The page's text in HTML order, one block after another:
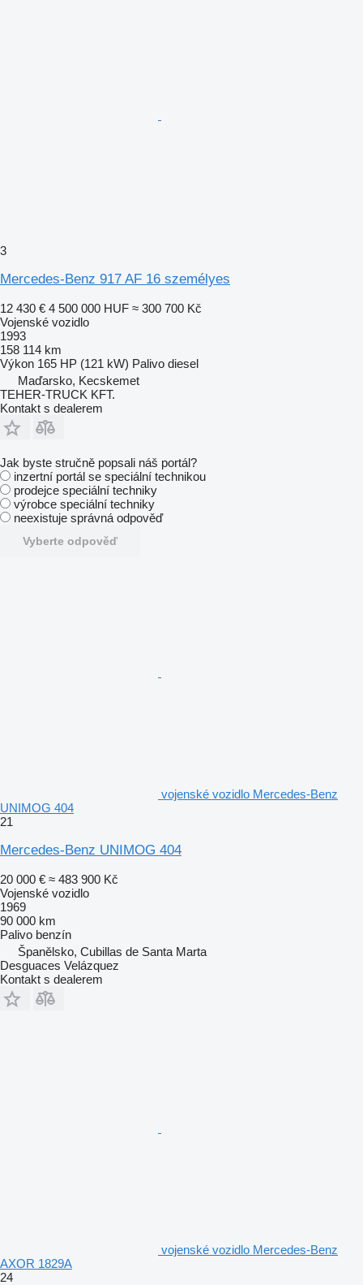
3
Mercedes-Benz 917 AF 16 személyes
12 430 € 4 500 000 HUF ≈ 300 700 Kč
Vojenské vozidlo
1993
158 114 km
Výkon 165 HP (121 kW) Palivo diesel
Maďarsko, Kecskemet
TEHER-TRUCK KFT.
Kontakt s dealerem
Jak byste stručně popsali náš portál?
inzertní portál se speciální technikou
prodejce speciální techniky
výrobce speciální techniky
neexistuje správná odpověď
Vyberte odpověď
vojenské vozidlo Mercedes-Benz
UNIMOG 404
21
Mercedes-Benz UNIMOG 404
20 000 € ≈ 483 900 Kč
Vojenské vozidlo
1969
90 000 km
Palivo benzín
Španělsko, Cubillas de Santa Marta
Desguaces Velázquez
Kontakt s dealerem
vojenské vozidlo Mercedes-Benz
AXOR 1829A
24